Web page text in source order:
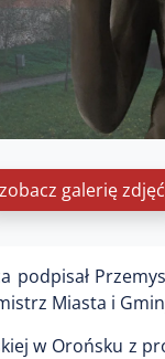
zobacz galerię zdjęć
Miasta i
w Orońsku z